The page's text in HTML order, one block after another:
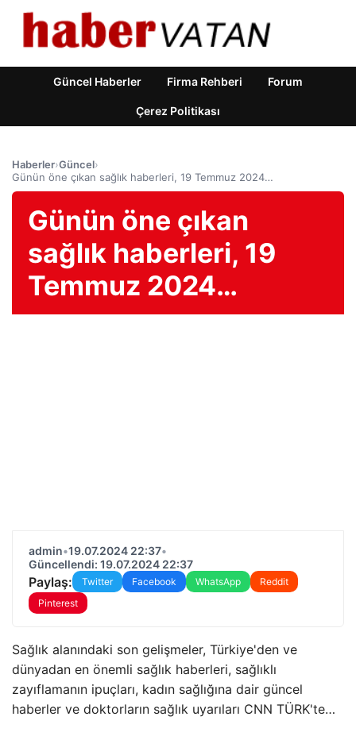
Güncel Haberler Firma Rehberi Forum
Çerez Politikası
Haberler›Güncel›
Günün öne çıkan sağlık haberleri, 19 Temmuz 2024…
Günün öne çıkan
sağlık haberleri, 19
Temmuz 2024…
admin•19.07.2024 22:37•
Güncellendi: 19.07.2024 22:37
Paylaş: Twitter Facebook WhatsApp
Reddit
Pinterest
Sağlık alanındaki son gelişmeler, Türkiye'den ve
dünyadan en önemli sağlık haberleri, sağlıklı
zayıflamanın ipuçları, kadın sağlığına dair güncel
haberler ve doktorların sağlık uyarıları CNN TÜRK'te…